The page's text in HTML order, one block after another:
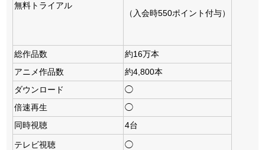
無料トライアル
（入会時550ポイント付与）
総作品数
約16万本
アニメ作品数
約4,800本
ダウンロード
◯
倍速再生
◯
同時視聴
4台
テレビ視聴 ◯